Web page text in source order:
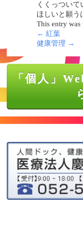
くくっつい
ほしいと願う
This entry
← 紅葉
健康管理 →
「個人」